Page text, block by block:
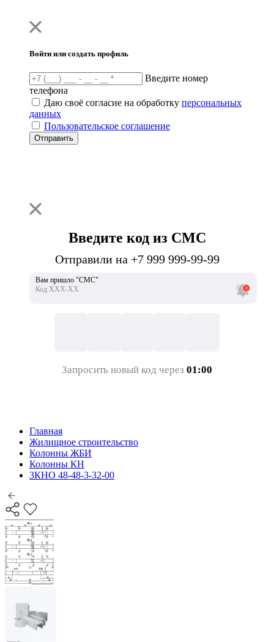
Войти или создать профиль
Введите номер
телефона
Даю своё согласие на обработку персональных
данных
Пользовательское соглашение
Отправить
Введите код из СМС
Отправили на +7 999 999-99-99
Вам пришло "СМС"
Код ХХХ-ХХ
Запросить новый код через 01:00
Главная
Жилищное строительство
Колонны ЖБИ
Колонны КН
3КНО 48-48-3-32-00